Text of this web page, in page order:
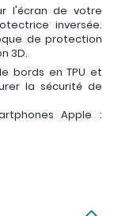
l'écran de votre
inversée.
de protection
3D.
bords en TPU et
la sécurité de
Apple :